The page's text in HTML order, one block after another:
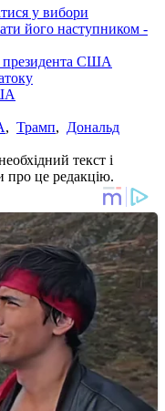
у вибори
його наступником -
президента США
, Трамп, Дональд
текст і
про це редакцію.